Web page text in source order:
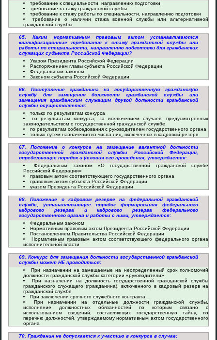
требование к специальности, направлению подготовки
требование к стажу гражданской службы
требование к стажу работы по специальности, направлению подготовки
требование о наличии стажа военной службы или альтернативной
гражданской службы
65. Каким нормативным правовым актом устанавливаются
квалификационные требования к стажу гражданской службы или
работы по специальности, направлению подготовки для гражданских
служащих субъекта Российской Федерации?
Указом Президента Российской Федерации
Распоряжением главы субъекта Российской Федерации
Федеральным законом
Законом субъекта Российской Федерации
66. Поступление гражданина на государственную гражданскую
службу для замещения должности гражданской службы или
замещения гражданским служащим другой должности гражданской
службы осуществляется:
только по результатам конкурса
по результатам конкурса, за исключением случаев, предусмотренных
законодательством о государственной гражданской службе
по результатам собеседования с руководителем государственного органа
только путем назначения из числа лиц, включенных в кадровый резерв
67. Положение о конкурсе на замещение вакантной должности
государственной гражданской службы Российской Федерации,
определяющее порядок и условия его проведения, утверждается:
Федеральным законом «О государственной гражданской службе
Российской Федерации»
правовым актом соответствующего государственного органа
правовым актом субъекта Российской Федерации
указом Президента Российской Федерации
68. Положение о кадровом резерве на федеральной гражданской
службе, устанавливающее порядок формирования федерального
кадрового резерва и кадрового резерва федерального
государственного органа и работы с ними, утверждается:
Федеральным законом
Нормативным правовым актом Президента Российской Федерации
Постановлением Правительства Российской Федерации
Нормативным правовым актом соответствующего федерального органа
исполнительной власти
69. Конкурс для замещения должности государственной гражданской
службы может НЕ проводиться:
При назначении на замещаемые на неопределенный срок полномочий
должности гражданской службы категории «руководители»
При назначении на должность государственной гражданской службы
гражданского служащего (гражданина), включенного в кадровый резерв на
гражданской службе
При заключении срочного служебного контракта
При назначении на отдельные должности гражданской службы,
исполнение должностных обязанностей по которым связано с
использованием сведений, составляющих государственную тайну, по
перечню должностей, утверждаемому нормативным актом государственного
органа
70. Гражданин не допускается к участию в конкурсе в случае: